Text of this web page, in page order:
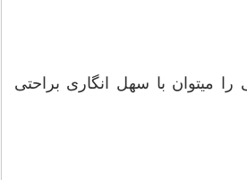
میتوان با سهل انگاری براحتی